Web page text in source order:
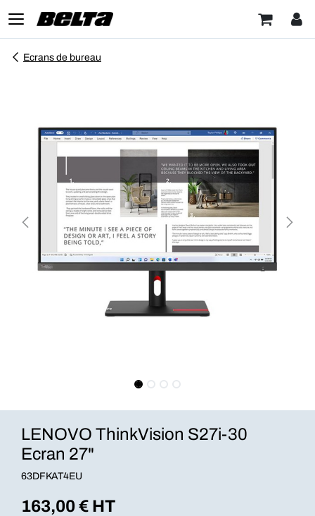
Ecrans de bureau
LENOVO ThinkVision S27i-30
Ecran 27"
63DFKAT4EU
163,00€ HT